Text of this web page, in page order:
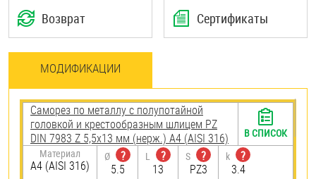
Возврат Сертификаты
МОДИФИКАЦИИ
Саморез по металлу с полупотайной
головкой и крестообразным шлицем PZ
DIN 7983 Z 5,5х13 мм (нерж.) A4 (AISI 316)
Материал
A4 (AISI 316)
Ø
?
5.5
L
?
13
S
?
PZ3
k
?
3.4
В СПИСОК